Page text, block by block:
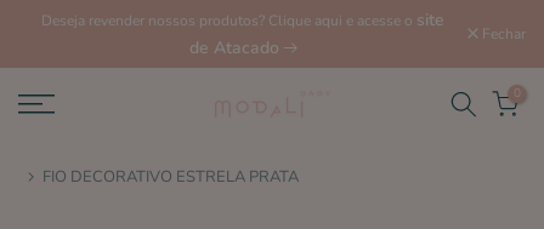
Deseja revender nossos produtos? Clique aqui e acesse o site
de Atacado
Fechar
0
FIO DECORATIVO ESTRELA PRATA